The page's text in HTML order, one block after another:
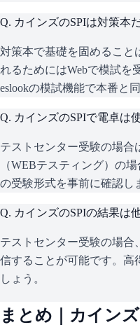
Q. カインズのSPIは対策本
対策本で基礎を固めること
れるためにはWebで模試を
eslookの模試機能で本番と
Q. カインズのSPIで電卓は
テストセンター受験の場合
（WEBテスティング）の
の受験形式を事前に確認し
Q. カインズのSPIの結果は
テストセンター受験の場合
信することが可能です。高
しょう。
まとめ｜ カインズ